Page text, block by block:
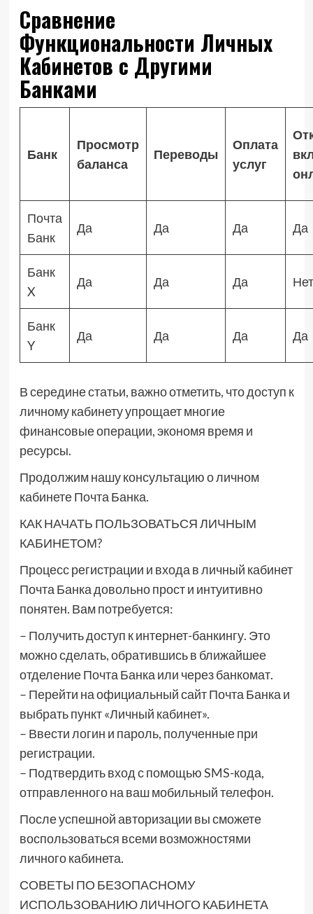
Сравнение
Функциональности Личных
Кабинетов с Другими
Банками
Банк
Просмотр
баланса
Переводы
Оплата
услуг
Почта
Банк
Да Да Да Да
Банк
X
Да Да Да Нет
Банк
Y
Да Да Да Да
В середине статьи, важно отметить, что доступ к
личному кабинету упрощает многие
финансовые операции, экономя время и
ресурсы.
Продолжим нашу консультацию о личном
кабинете Почта Банка.
КАК НАЧАТЬ ПОЛЬЗОВАТЬСЯ ЛИЧНЫМ
КАБИНЕТОМ?
Процесс регистрации и входа в личный кабинет
Почта Банка довольно прост и интуитивно
понятен. Вам потребуется:
– Получить доступ к интернет-банкингу. Это
можно сделать, обратившись в ближайшее
отделение Почта Банка или через банкомат.
– Перейти на официальный сайт Почта Банка и
выбрать пункт «Личный кабинет».
– Ввести логин и пароль, полученные при
регистрации.
– Подтвердить вход с помощью SMS-кода,
отправленного на ваш мобильный телефон.
После успешной авторизации вы сможете
воспользоваться всеми возможностями
личного кабинета.
СОВЕТЫ ПО БЕЗОПАСНОМУ
ИСПОЛЬЗОВАНИЮ ЛИЧНОГО КАБИНЕТА